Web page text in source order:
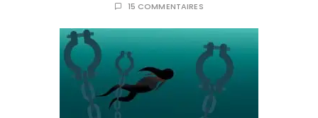
15 COMMENTAIRES